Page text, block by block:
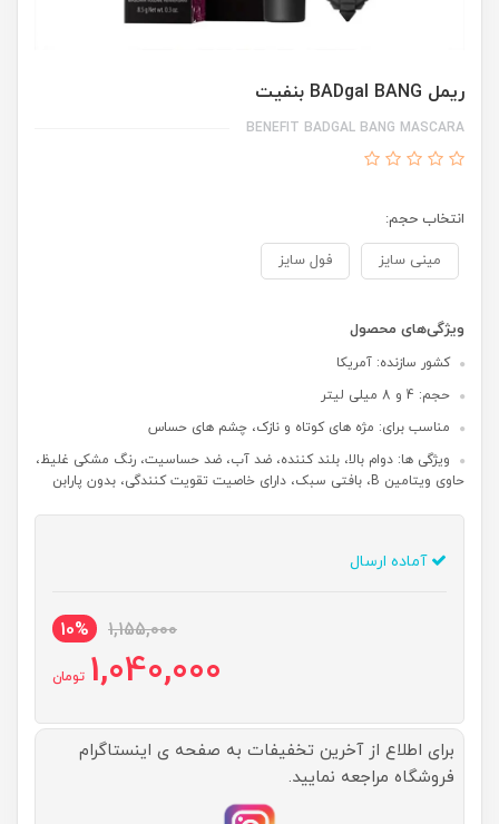
ریمل BADgal BANG بنفیت
BENEFIT BADGAL BANG MASCARA
انتخاب حجم:
مینی سایز فول سایز
ویژگی‌های محصول
کشور سازنده: آمریکا
حجم: 4 و 8 میلی لیتر
مناسب برای: مژه های کوتاه و نازک، چشم های حساس
ویژگی ها: دوام بالا، بلند کننده، ضد آب، ضد حساسیت، رنگ مشکی غلیظ،
حاوی ویتامین ‌B، بافتی سبک، دارای خاصیت تقویت کنندگی، بدون پارابن
آماده ارسال
1,155,000
10%
1,040,000 تومان
برای اطلاع از آخرین تخفیفات به صفحه ی اینستاگرام
فروشگاه مراجعه نمایید.